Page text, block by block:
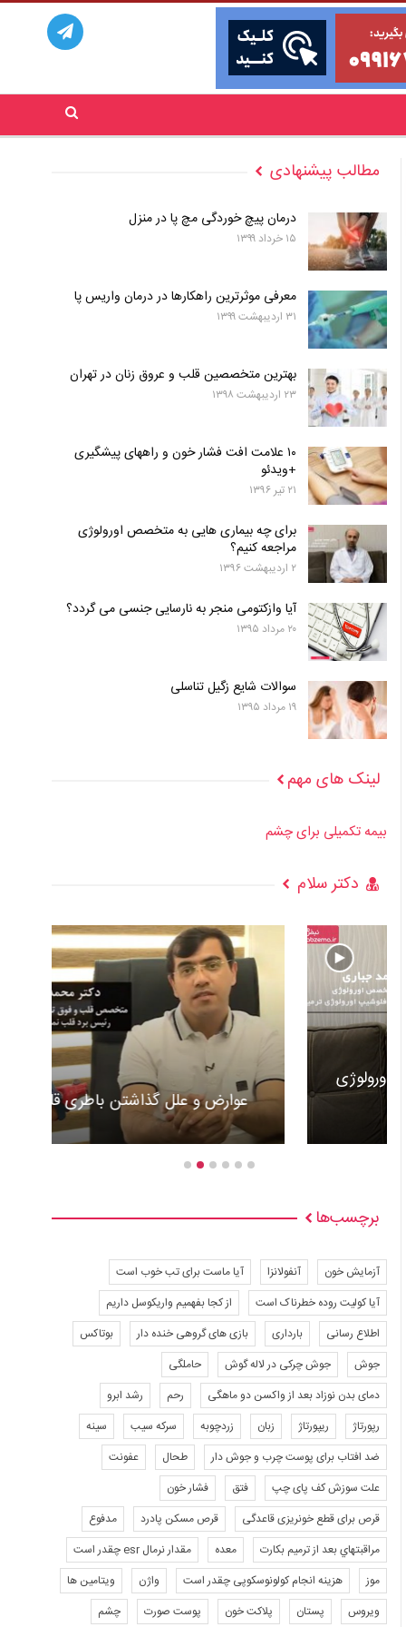
مطالب پیشنهادی
درمان پیچ خوردگی مچ پا در منزل
۱۵ خرداد ۱۳۹۹
معرفی موثرترین راهکارها در درمان واریس پا
۳۱ اردیبهشت ۱۳۹۹
بهترین متخصصین قلب و عروق زنان در تهران
۲۳ اردیبهشت ۱۳۹۸
۱۰ علامت افت فشار خون و راههای پیشگیری
+ویدئو
۲۱ تیر ۱۳۹۶
برای چه بیماری هایی به متخصص اورولوژی
مراجعه کنیم؟
۲ اردیبهشت ۱۳۹۶
آیا وازکتومی منجر به نارسایی جنسی می گردد؟
۲۰ مرداد ۱۳۹۵
سوالات شایع زگیل تناسلی
۱۹ مرداد ۱۳۹۵
لینک های مهم
بیمه تکمیلی برای چشم
دکتر سلام
عوارض و علل گذاشتن باطری قلب +ویدئو
برچسب‌ها
آزمایش خون آنفولانزا
آیا ماست برای تب خوب است
آیا کولیت روده خطرناک است
از کجا بفهمیم واریکوسل داریم
اطلاع رسانی
بارداری بازی های گروهی خنده دار
بوتاکس
جوش
جوش چرکی در لاله گوش
حاملگی
دمای بدن نوزاد بعد از واکسن دو ماهگی
رحم
رشد ابرو
رپورتاژ
ریپورتاژ زبان زردچوبه سرکه سیب
سینه
ضد افتاب برای پوست چرب و جوش دار
طحال
عفونت
علت سوزش کف پای چپ
فتق
فشار خون
قرص برای قطع خونریزی قاعدگی
قرص مسکن پادرد
مدفوع
مراقبتهاي بعد از ترميم بكارت
معده
مقدار نرمال esr چقدر است
موز
هزینه انجام کولونوسکوپی چقدر است واژن
ویتامین ها
ویروس
پستان پلاکت خون پوست صورت
چشم